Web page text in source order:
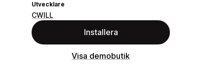
Utvecklare
CWILL
Installera
Visa demobutik